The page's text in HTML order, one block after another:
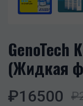
GenoTech
(Жидкая
₽16500 ₽